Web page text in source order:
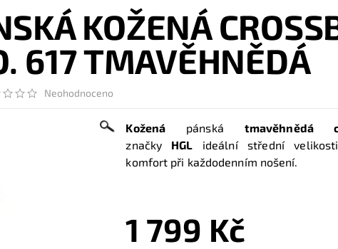
KOŽENÁ
617 TMAVĚHNĚDÁ
Neohodnoceno
Kožená pánská tmavěhnědá
značky HGL
ideální střední
komfort při každodenním nošení.
1 799 Kč